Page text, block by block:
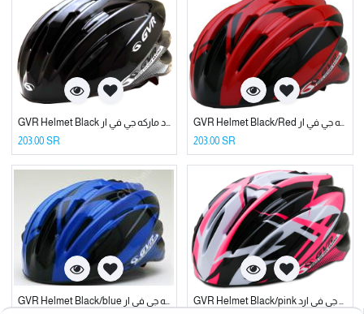
GVR Helmet Black خوذه دراجة هوائية اسود ماركه جي في ار
203.00SR
GVR Helmet Black/Red خوذه دراجة هوائية احمر واسود ماركه جي في ار
203.00 SR
GVR Helmet Black/blue خوذه دراجة هوائية ابيض واسود ماركه جي في ار
GVR Helmet Black/pink خوذه دراجة هوائيه وردي ماركه جي في ارد